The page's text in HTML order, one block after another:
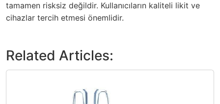
tamamen risksiz değildir. Kullanıcıların kaliteli likit ve
cihazlar tercih etmesi önemlidir.
Related Articles: